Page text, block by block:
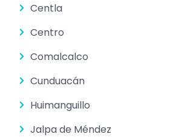
Centla
Centro
Comalcalco
Cunduacán
Huimanguillo
Jalpa de Méndez